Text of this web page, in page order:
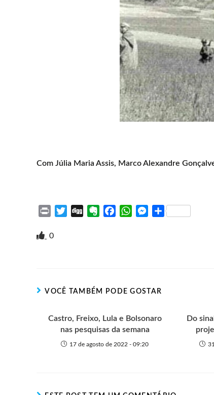
Com Júlia Maria Assis, Marco Alexandre
i
e
k
W
p
M
e
S
0
VOCÊ TAMBÉM PODE GOSTAR
Castro, Freixo, Lula e Bolsonaro
nas pesquisas da semana
17 de agosto de 2022 - 09:20
Do